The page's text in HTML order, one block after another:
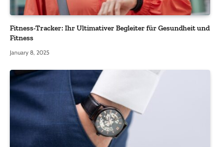
Fitness-Tracker: Ihr Ultimativer Begleiter für Gesundheit und
Fitness
January 8, 2025